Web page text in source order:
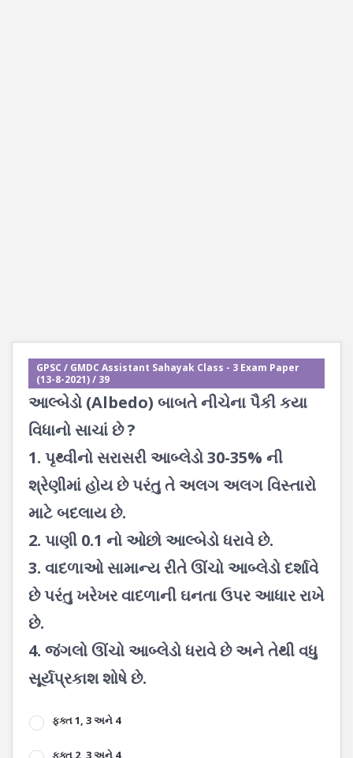
GPSC / GMDC Assistant Sahayak Class - 3 Exam Paper
(13-8-2021) / 39
આલ્બેડો (Albedo) બાબતે નીચેના પૈકી કયા
વિધાનો સાચાં છે ?
1. પૃથ્વીનો સરાસરી આબ્લેડો 30-35% ની
શ્રેણીમાં હોય છે પરંતુ તે અલગ અલગ વિસ્તારો
માટે બદલાય છે.
2. પાણી 0.1 નો ઓછો આલ્બેડો ધરાવે છે.
3. વાદળાઓ સામાન્ય રીતે ઊંચો આબ્લેડો દર્શાવે
છે પરંતુ ખરેખર વાદળાની ઘનતા ઉપર આધાર રાખે
છે.
4. જંગલો ઊંચો આબ્લેડો ધરાવે છે અને તેથી વધુ
સૂર્યપ્રકાશ શોષે છે.
ફક્ત 1, 3 અને 4
ફક્ત 2, 3 અને 4